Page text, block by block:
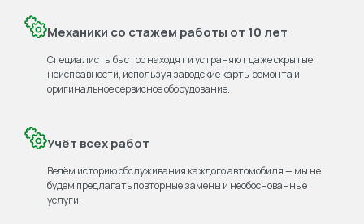
Механики со стажем работы от 10 лет
Специалисты быстро находят и устраняют даже скрытые
неисправности, используя заводские карты ремонта и
оригинальное сервисное оборудование.
Учёт всех работ
Ведём историю обслуживания каждого автомобиля — мы не
будем предлагать повторные замены и необоснованные
услуги.